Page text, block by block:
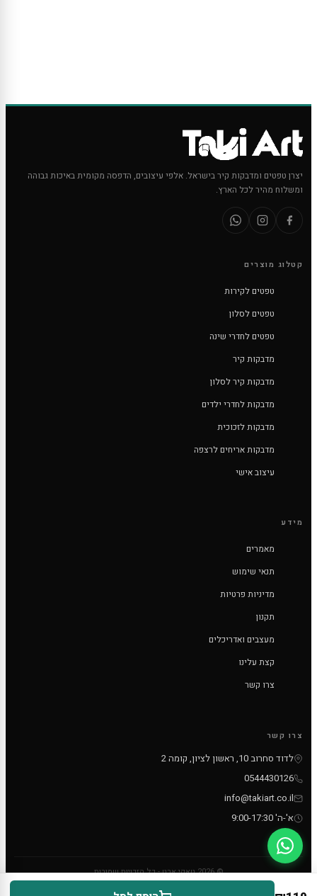
יצרן טפטים ומדבקות קיר בישראל. אלפי עיצובים, הדפסה מקומית באיכות גבוהה
ומשלוח מהיר לכל הארץ.
קטלוג מוצרים
טפטים לקירות
טפטים לסלון
טפטים לחדרי שינה
מדבקות קיר
מדבקות קיר לסלון
מדבקות לחדרי ילדים
מדבקות לזכוכית
מדבקות אריחים לרצפה
עיצוב אישי
מידע
מאמרים
תנאי שימוש
מדיניות פרטיות
תקנון
מעצבים ואדריכלים
קצת עלינו
צרו קשר
צרו קשר
לדוד סחרוב 10, ראשון לציון, קומה 2
0544430126
info@takiart.co.il
א'-ה' 9:00-17:30
© 2026 טאקי ארט - כל הזכויות שמורות